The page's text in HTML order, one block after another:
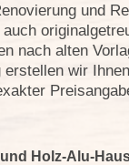
und
nach alten
erstellen wir
Holz-Alu-